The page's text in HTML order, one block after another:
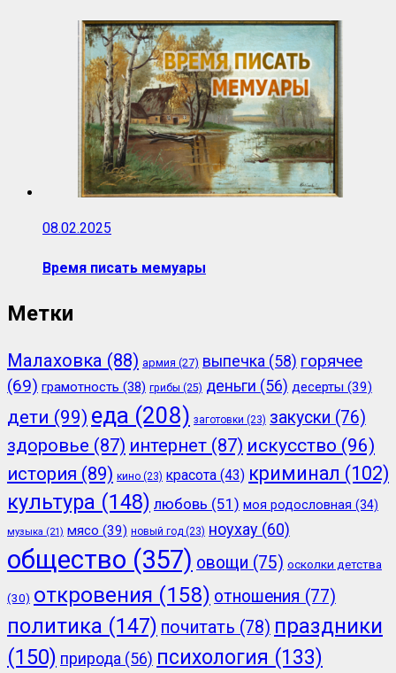
08.02.2025
Время писать мемуары
Метки
Малаховка (88) армия (27) выпечка (58) горячее
(69) грамотность (38) грибы (25) деньги (56) десерты (39)
дети (99) еда (208) заготовки (23) закуски (76)
здоровье (87) интернет (87) искусство (96)
история (89) кино (23) красота (43) криминал (102)
культура (148) любовь (51) моя родословная (34)
музыка (21) мясо (39) новый год (23) ноухау (60)
общество (357) овощи (75) осколки детства
(30) откровения (158) отношения (77)
политика (147) почитать (78) праздники
(150) природа (56) психология (133)